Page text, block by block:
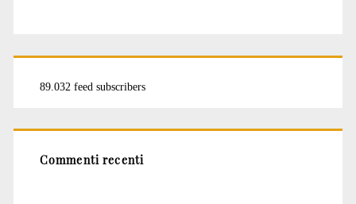
89.032 feed subscribers
Commenti recenti